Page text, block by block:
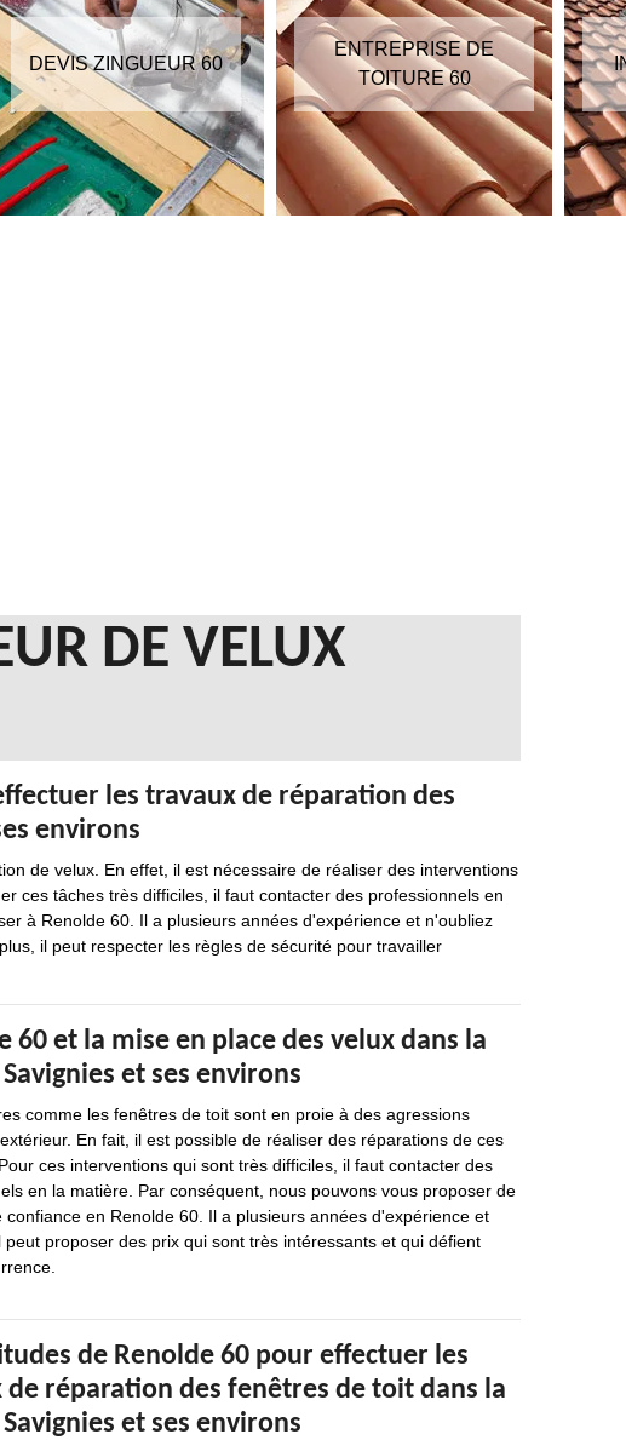
DEVIS ZINGUEUR 60
ENTREPRISE DE
TOITURE 60
DE VELUX
les travaux de réparation des
environs
de velux. En effet, il est nécessaire de réaliser des interventions
ces tâches très difficiles, il faut contacter des professionnels en
à Renolde 60. Il a plusieurs années d'expérience et n'oubliez
il peut respecter les règles de sécurité pour travailler
60 et la mise en place des velux dans la
et ses environs
comme les fenêtres de toit sont en proie à des agressions
En fait, il est possible de réaliser des réparations de ces
ces interventions qui sont très difficiles, il faut contacter des
en la matière. Par conséquent, nous pouvons vous proposer de
confiance en Renolde 60. Il a plusieurs années d'expérience et
peut proposer des prix qui sont très intéressants et qui défient
de Renolde 60 pour effectuer les
de réparation des fenêtres de toit dans la
et ses environs